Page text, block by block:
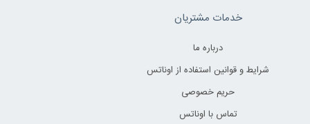
خدمات مشتریان
درباره ما
شرایط و قوانین استفاده از اوناتس
حریم خصوصی
تماس با اوناتس